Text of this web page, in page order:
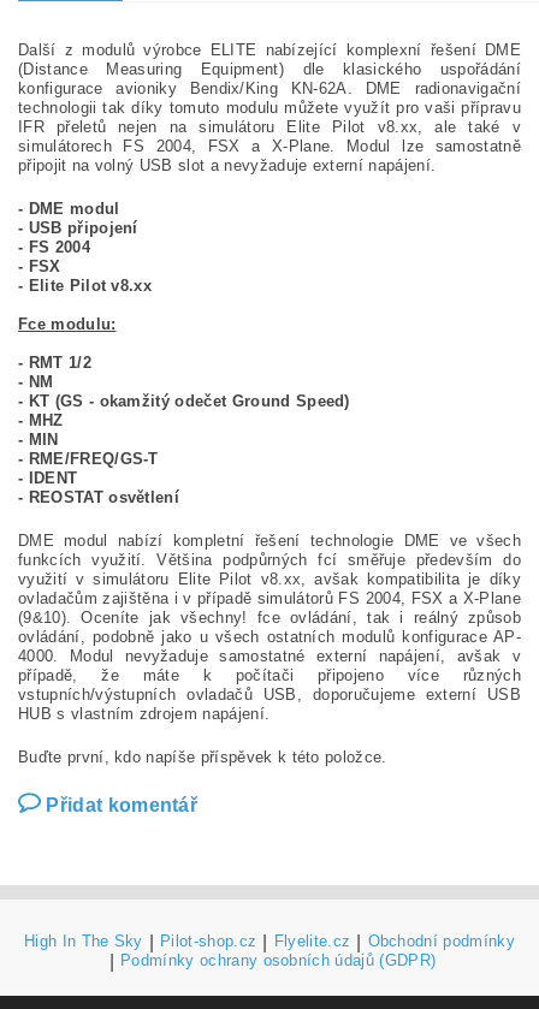
Další z modulů výrobce ELITE nabízející komplexní řešení DME
(Distance Measuring Equipment) dle klasického uspořádání
konfigurace avioniky Bendix/King KN-62A. DME radionavigační
technologii tak díky tomuto modulu můžete využít pro vaši přípravu
IFR přeletů nejen na simulátoru Elite Pilot v8.xx, ale také v
simulátorech FS 2004, FSX a X-Plane. Modul lze samostatně
připojit na volný USB slot a nevyžaduje externí napájení.
- DME modul
- USB připojení
- FS 2004
- FSX
- Elite Pilot v8.xx
Fce modulu:
- RMT 1/2
- NM
- KT (GS - okamžitý odečet Ground Speed)
- MHZ
- MIN
- RME/FREQ/GS-T
- IDENT
- REOSTAT osvětlení
DME modul nabízí kompletní řešení technologie DME ve všech
funkcích využití. Většina podpůrných fcí směřuje především do
využití v simulátoru Elite Pilot v8.xx, avšak kompatibilita je díky
ovladačům zajištěna i v případě simulátorů FS 2004, FSX a X-Plane
(9&10). Oceníte jak všechny! fce ovládání, tak i reálný způsob
ovládání, podobně jako u všech ostatních modulů konfigurace AP-
4000. Modul nevyžaduje samostatné externí napájení, avšak v
případě, že máte k počítači připojeno více různých
vstupních/výstupních ovladačů USB, doporučujeme externí USB
HUB s vlastním zdrojem napájení.
Buďte první, kdo napíše příspěvek k této položce.
Přidat komentář
High In The Sky Pilot-shop.cz Flyelite.cz Obchodní podmínky
Podmínky ochrany osobních údajů (GDPR)